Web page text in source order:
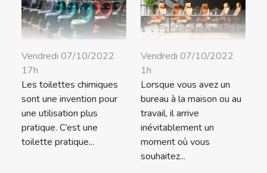
Vendredi 07/10/2022
17h
Les toilettes chimiques
sont une invention pour
une utilisation plus
pratique. C’est une
toilette pratique...
Vendredi 07/10/2022
1h
Lorsque vous avez un
bureau à la maison ou au
travail, il arrive
inévitablement un
moment où vous
souhaitez...